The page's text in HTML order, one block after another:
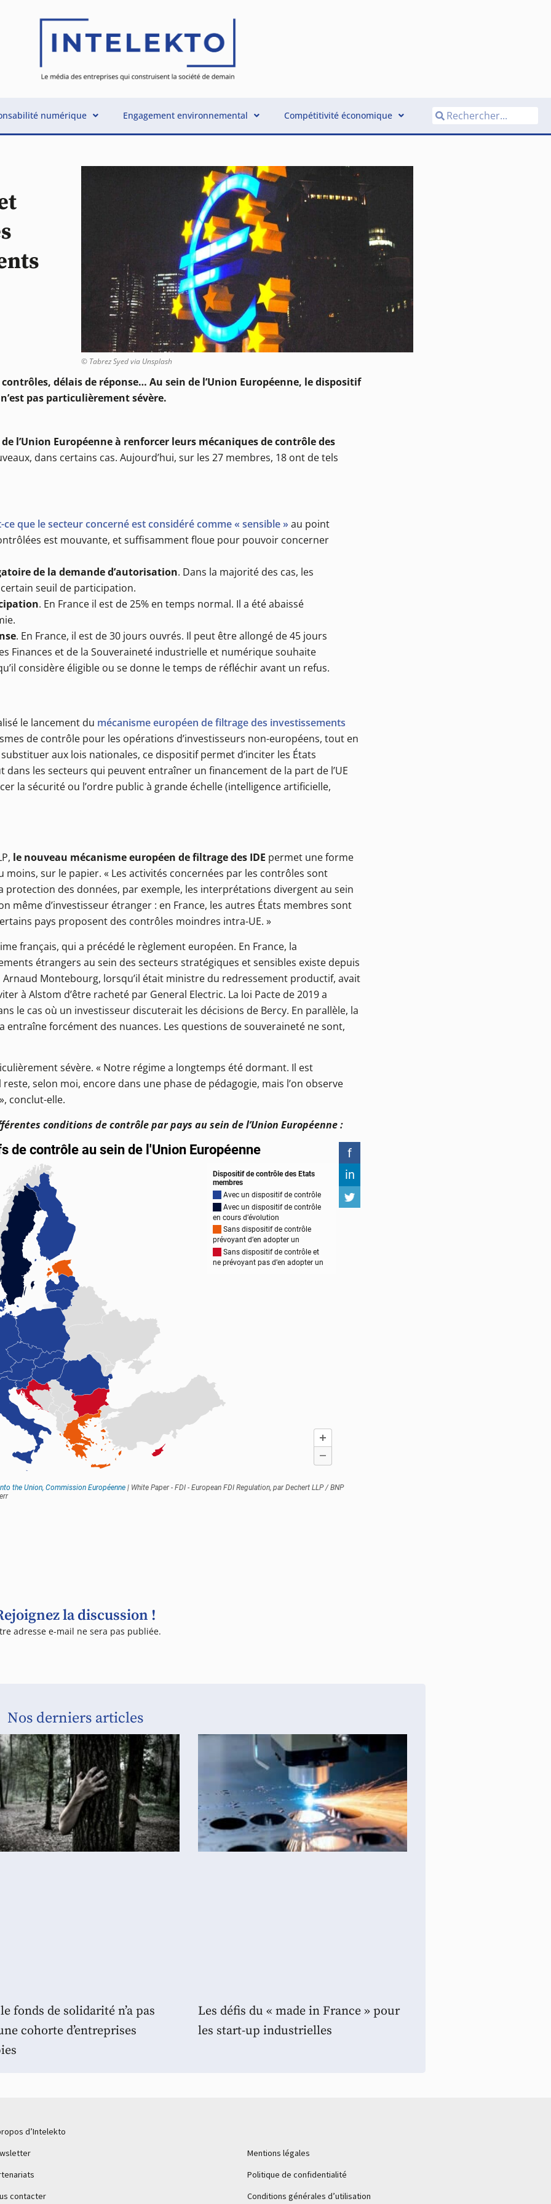
numérique Engagement environnemental Compétitivité économique
© Tabrez Syed via Unsplash
délais de réponse… Au sein de l’Union Européenne, le dispositif
pas particulièrement sévère.
l’Union Européenne à renforcer leurs mécaniques de contrôle des
dans certains cas. Aujourd’hui, sur les 27 membres, 18 ont de tels
ce que le secteur concerné est considéré comme « sensible »au point
est mouvante, et suffisamment floue pour pouvoir concerner
de la demande d’autorisation. Dans la majorité des cas, les
seuil de participation.
. En France il est de 25% en temps normal. Il a été abaissé
. En France, il est de 30 jours ouvrés. Il peut être allongé de 45 jours
Finances et de la Souveraineté industrielle et numérique souhaite
considère éligible ou se donne le temps de réfléchir avant un refus.
le lancement du mécanisme européen de filtrage des investissements
de contrôle pour les opérations d’investisseurs non-européens, tout en
aux lois nationales, ce dispositif permet d’inciter les États
les secteurs qui peuvent entraîner un financement de la part de l’UE
la sécurité ou l’ordre public à grande échelle (intelligence artificielle,
le nouveau mécanisme européen de filtrage des IDE permet une forme
moins, sur le papier. « Les activités concernées par les contrôles sont
protection des données, par exemple, les interprétations divergent au sein
même d’investisseur étranger : en France, les autres États membres sont
pays proposent des contrôles moindres intra-UE. »
français, qui a précédé le règlement européen. En France, la
étrangers au sein des secteurs stratégiques et sensibles existe depuis
Montebourg, lorsqu’il était ministre du redressement productif, avait
à Alstom d’être racheté par General Electric. La loi Pacte de 2019 a
le cas où un investisseur discuterait les décisions de Bercy. En parallèle, la
entraîne forcément des nuances. Les questions de souveraineté ne sont,
sévère. « Notre régime a longtemps été dormant. Il est
selon moi, encore dans une phase de pédagogie, mais l’on observe
conclut-elle.
conditions de contrôle par pays au sein de l’Union Européenne :
la discussion !
adresse e-mail ne sera pas publiée.
Nos derniers articles
fonds de solidarité n’a pas
cohorte d’entreprises
Les défis du « made in France » pour
les start-up industrielles
d’Intelekto
contacter
Mentions légales
Politique de confidentialité
Conditions générales d’utilisation